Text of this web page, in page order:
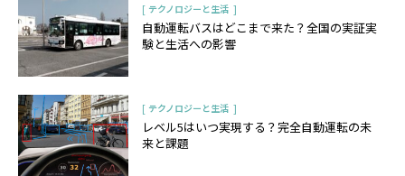
[ テクノロジーと生活 ]
自動運転バスはどこまで来た？全国の実証実
験と生活への影響
[ テクノロジーと生活 ]
レベル5はいつ実現する？完全自動運転の未
来と課題